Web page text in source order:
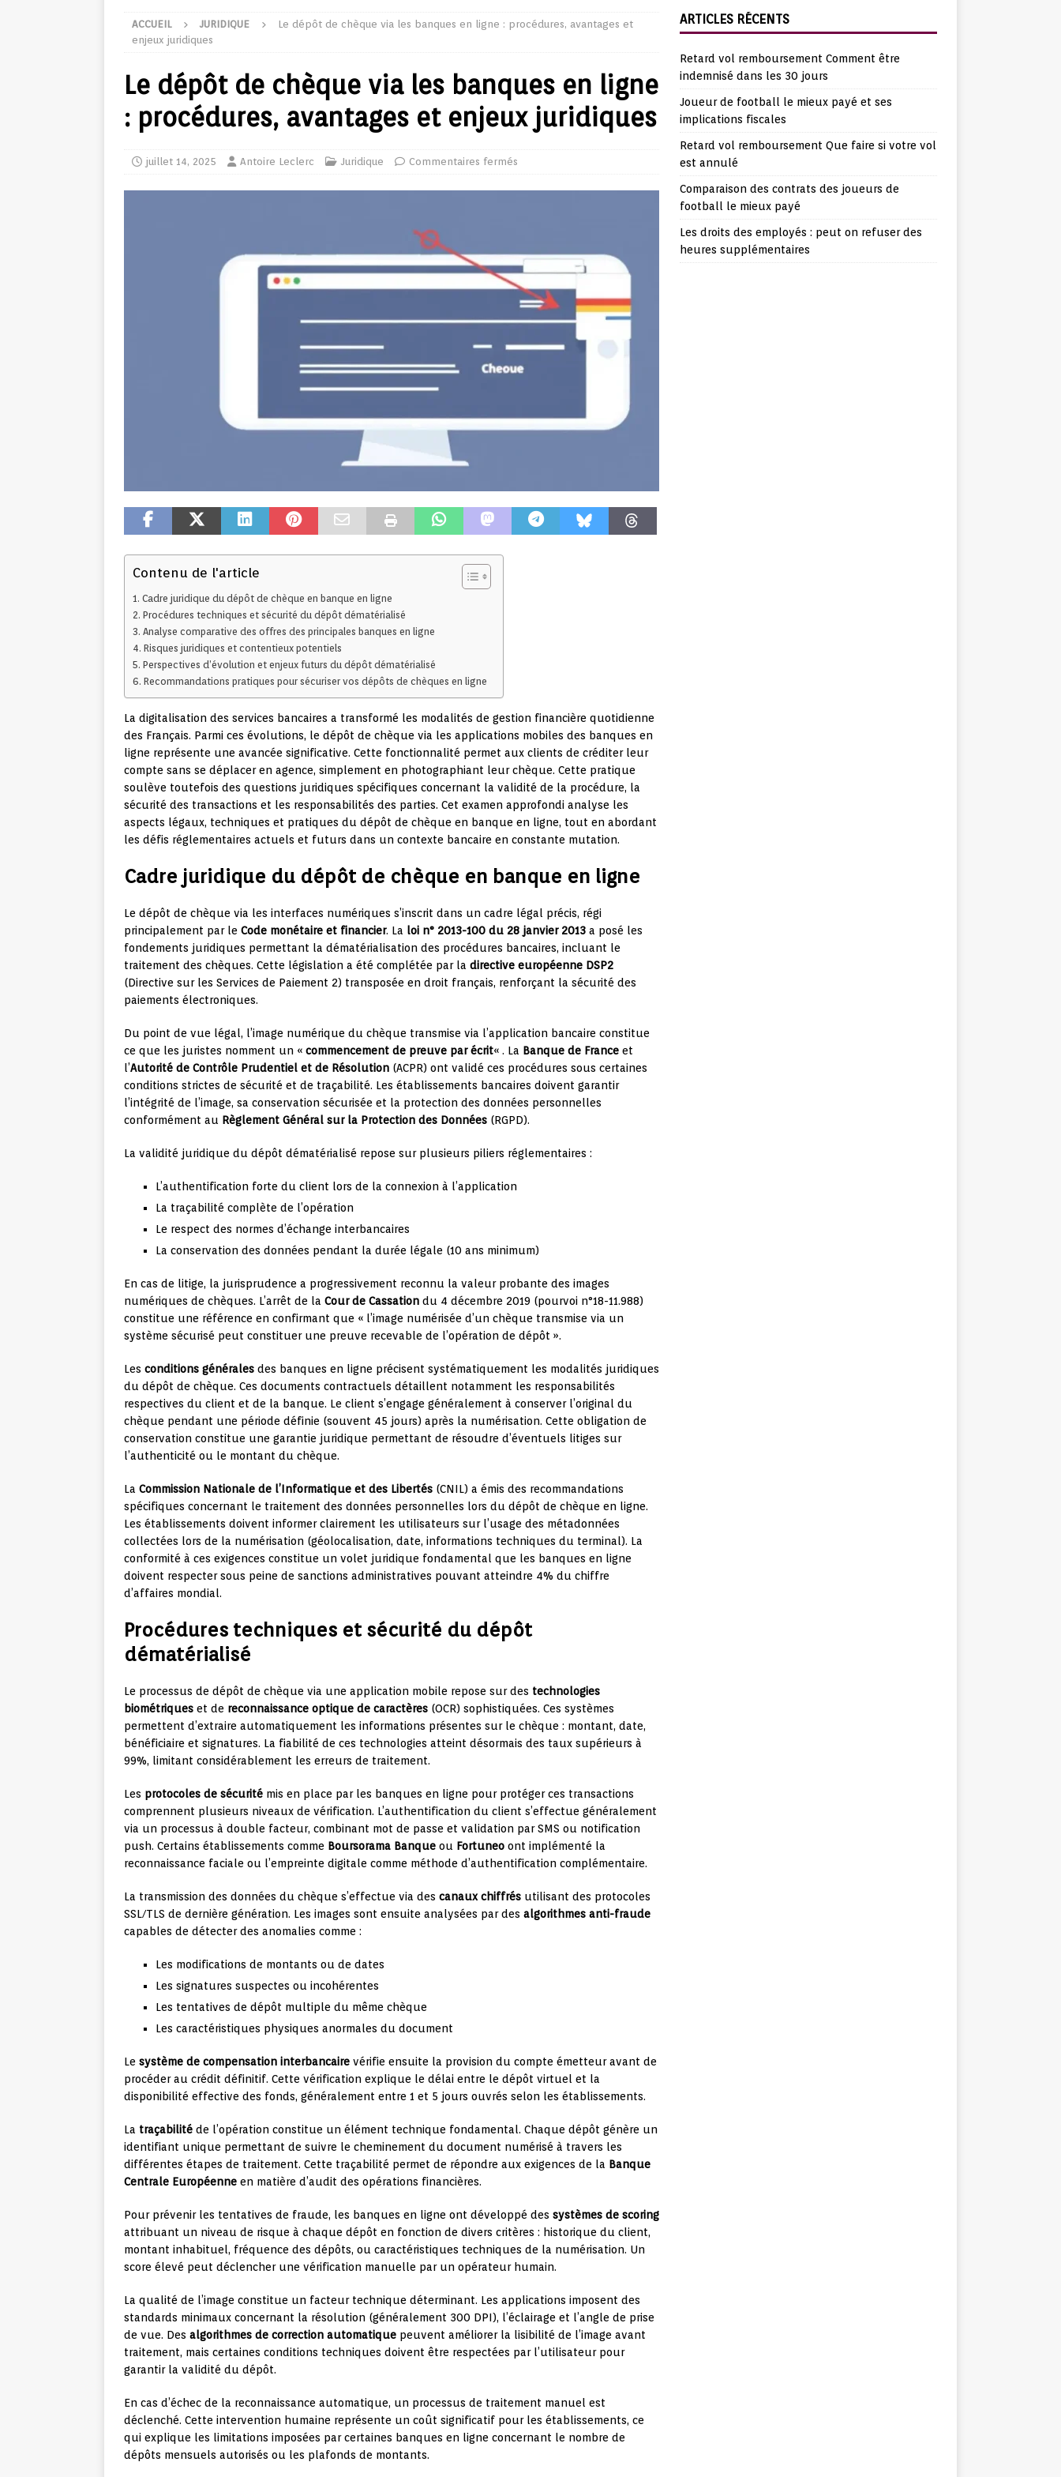
ACCUEIL JURIDIQUE
Le dépôt de chèque via les banques en ligne : procédures, avantages et
enjeux juridiques
Le dépôt de chèque via les banques en ligne
: procédures, avantages et enjeux juridiques
juillet 14, 2025 Antoire Leclerc Juridique Commentaires fermés
Contenu de l'article
Cadre juridique du dépôt de chèque en banque en ligne
Procédures techniques et sécurité du dépôt dématérialisé
Analyse comparative des offres des principales banques en ligne
Risques juridiques et contentieux potentiels
Perspectives d’évolution et enjeux futurs du dépôt dématérialisé
Recommandations pratiques pour sécuriser vos dépôts de chèques en ligne
La digitalisation des services bancaires a transformé les modalités de gestion financière quotidienne
des Français. Parmi ces évolutions, le dépôt de chèque via les applications mobiles des banques en
ligne représente une avancée significative. Cette fonctionnalité permet aux clients de créditer leur
compte sans se déplacer en agence, simplement en photographiant leur chèque. Cette pratique
soulève toutefois des questions juridiques spécifiques concernant la validité de la procédure, la
sécurité des transactions et les responsabilités des parties. Cet examen approfondi analyse les
aspects légaux, techniques et pratiques du dépôt de chèque en banque en ligne, tout en abordant
les défis réglementaires actuels et futurs dans un contexte bancaire en constante mutation.
Cadre juridique du dépôt de chèque en banque en ligne
Le dépôt de chèque via les interfaces numériques s’inscrit dans un cadre légal précis, régi
principalement par le Code monétaire et financier. La loi n° 2013-100 du 28 janvier 2013 a posé les
fondements juridiques permettant la dématérialisation des procédures bancaires, incluant le
traitement des chèques. Cette législation a été complétée par la directive européenne DSP2
(Directive sur les Services de Paiement 2) transposée en droit français, renforçant la sécurité des
paiements électroniques.
Du point de vue légal, l’image numérique du chèque transmise via l’application bancaire constitue
ce que les juristes nomment un « commencement de preuve par écrit« . La Banque de France et
l’Autorité de Contrôle Prudentiel et de Résolution (ACPR) ont validé ces procédures sous certaines
conditions strictes de sécurité et de traçabilité. Les établissements bancaires doivent garantir
l’intégrité de l’image, sa conservation sécurisée et la protection des données personnelles
conformément au Règlement Général sur la Protection des Données (RGPD).
La validité juridique du dépôt dématérialisé repose sur plusieurs piliers réglementaires :
L’authentification forte du client lors de la connexion à l’application
La traçabilité complète de l’opération
Le respect des normes d’échange interbancaires
La conservation des données pendant la durée légale (10 ans minimum)
En cas de litige, la jurisprudence a progressivement reconnu la valeur probante des images
numériques de chèques. L’arrêt de la Cour de Cassation du 4 décembre 2019 (pourvoi n°18-11.988)
constitue une référence en confirmant que « l’image numérisée d’un chèque transmise via un
système sécurisé peut constituer une preuve recevable de l’opération de dépôt ».
Les conditions générales des banques en ligne précisent systématiquement les modalités juridiques
du dépôt de chèque. Ces documents contractuels détaillent notamment les responsabilités
respectives du client et de la banque. Le client s’engage généralement à conserver l’original du
chèque pendant une période définie (souvent 45 jours) après la numérisation. Cette obligation de
conservation constitue une garantie juridique permettant de résoudre d’éventuels litiges sur
l’authenticité ou le montant du chèque.
La Commission Nationale de l’Informatique et des Libertés (CNIL) a émis des recommandations
spécifiques concernant le traitement des données personnelles lors du dépôt de chèque en ligne.
Les établissements doivent informer clairement les utilisateurs sur l’usage des métadonnées
collectées lors de la numérisation (géolocalisation, date, informations techniques du terminal). La
conformité à ces exigences constitue un volet juridique fondamental que les banques en ligne
doivent respecter sous peine de sanctions administratives pouvant atteindre 4% du chiffre
d’affaires mondial.
Procédures techniques et sécurité du dépôt
dématérialisé
Le processus de dépôt de chèque via une application mobile repose sur des technologies
biométriques et de reconnaissance optique de caractères (OCR) sophistiquées. Ces systèmes
permettent d’extraire automatiquement les informations présentes sur le chèque : montant, date,
bénéficiaire et signatures. La fiabilité de ces technologies atteint désormais des taux supérieurs à
99%, limitant considérablement les erreurs de traitement.
Les protocoles de sécurité mis en place par les banques en ligne pour protéger ces transactions
comprennent plusieurs niveaux de vérification. L’authentification du client s’effectue généralement
via un processus à double facteur, combinant mot de passe et validation par SMS ou notification
push. Certains établissements comme Boursorama Banque ou Fortuneo ont implémenté la
reconnaissance faciale ou l’empreinte digitale comme méthode d’authentification complémentaire.
La transmission des données du chèque s’effectue via des canaux chiffrés utilisant des protocoles
SSL/TLS de dernière génération. Les images sont ensuite analysées par des algorithmes anti-fraude
capables de détecter des anomalies comme :
Les modifications de montants ou de dates
Les signatures suspectes ou incohérentes
Les tentatives de dépôt multiple du même chèque
Les caractéristiques physiques anormales du document
Le système de compensation interbancaire vérifie ensuite la provision du compte émetteur avant de
procéder au crédit définitif. Cette vérification explique le délai entre le dépôt virtuel et la
disponibilité effective des fonds, généralement entre 1 et 5 jours ouvrés selon les établissements.
La traçabilité de l’opération constitue un élément technique fondamental. Chaque dépôt génère un
identifiant unique permettant de suivre le cheminement du document numérisé à travers les
différentes étapes de traitement. Cette traçabilité permet de répondre aux exigences de la Banque
Centrale Européenne en matière d’audit des opérations financières.
Pour prévenir les tentatives de fraude, les banques en ligne ont développé des systèmes de scoring
attribuant un niveau de risque à chaque dépôt en fonction de divers critères : historique du client,
montant inhabituel, fréquence des dépôts, ou caractéristiques techniques de la numérisation. Un
score élevé peut déclencher une vérification manuelle par un opérateur humain.
La qualité de l’image constitue un facteur technique déterminant. Les applications imposent des
standards minimaux concernant la résolution (généralement 300 DPI), l’éclairage et l’angle de prise
de vue. Des algorithmes de correction automatique peuvent améliorer la lisibilité de l’image avant
traitement, mais certaines conditions techniques doivent être respectées par l’utilisateur pour
garantir la validité du dépôt.
En cas d’échec de la reconnaissance automatique, un processus de traitement manuel est
déclenché. Cette intervention humaine représente un coût significatif pour les établissements, ce
qui explique les limitations imposées par certaines banques en ligne concernant le nombre de
dépôts mensuels autorisés ou les plafonds de montants.
ARTICLES RÉCENTS
Retard vol remboursement Comment être
indemnisé dans les 30 jours
Joueur de football le mieux payé et ses
implications fiscales
Retard vol remboursement Que faire si votre vol
est annulé
Comparaison des contrats des joueurs de
football le mieux payé
Les droits des employés : peut on refuser des
heures supplémentaires